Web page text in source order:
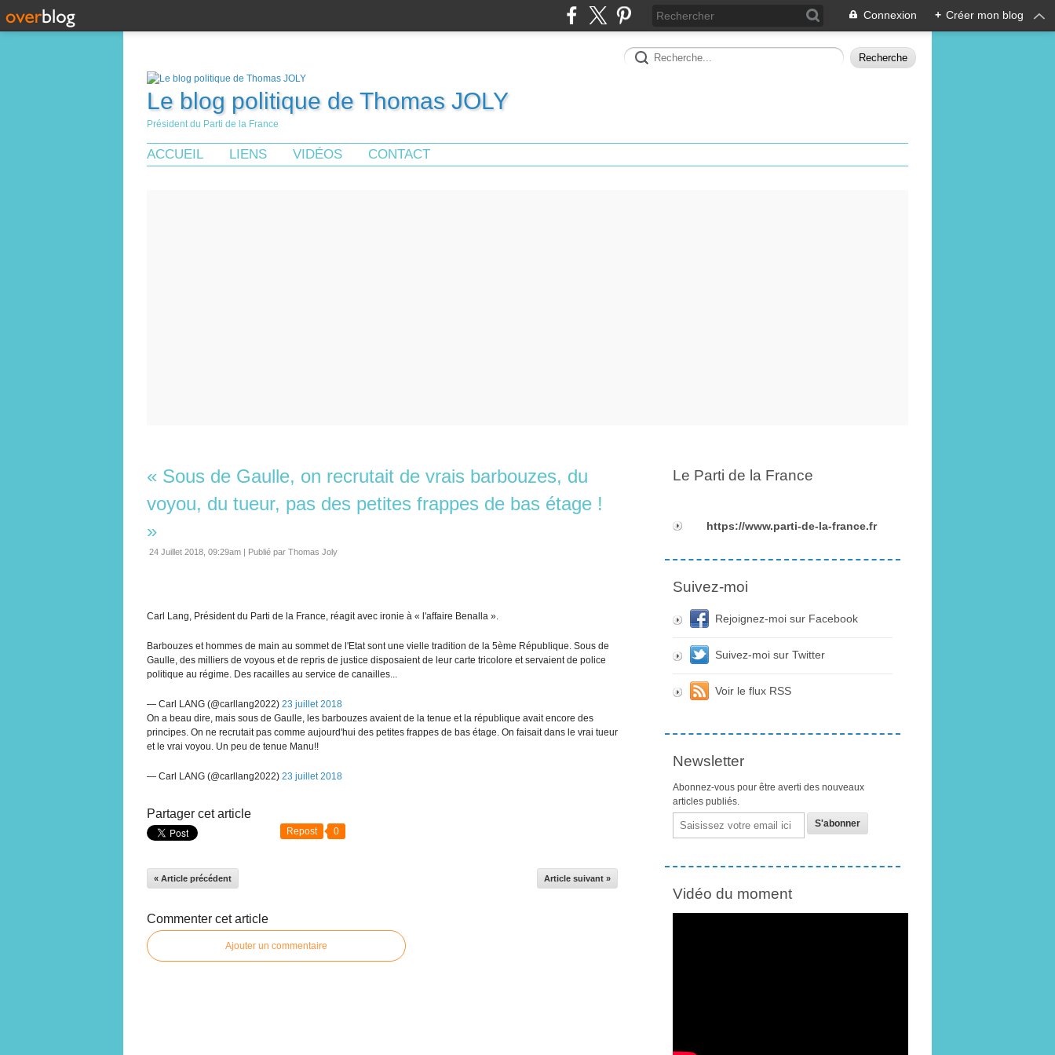
Connexion + Créer mon blog
Le blog politique de Thomas JOLY
Président du Parti de la France
ACCUEIL LIENS VIDÉOS CONTACT
« Sous de Gaulle, on recrutait de vrais barbouzes, du
voyou, du tueur, pas des petites frappes de bas étage !
»
24 Juillet 2018, 09:29am | Publié par Thomas Joly
Carl Lang, Président du Parti de la France, réagit avec ironie à « l'affaire Benalla ».
Barbouzes et hommes de main au sommet de l'Etat sont une vielle tradition de la 5ème République. Sous de
Gaulle, des milliers de voyous et de repris de justice disposaient de leur carte tricolore et servaient de police
politique au régime. Des racailles au service de canailles...
— Carl LANG (@carllang2022) 23 juillet 2018
On a beau dire, mais sous de Gaulle, les barbouzes avaient de la tenue et la république avait encore des
principes. On ne recrutait pas comme aujourd'hui des petites frappes de bas étage. On faisait dans le vrai tueur
et le vrai voyou. Un peu de tenue Manu!!
— Carl LANG (@carllang2022) 23 juillet 2018
Partager cet article
Repost 0
« Article précédent Article suivant »
Commenter cet article
Ajouter un commentaire
Le Parti de la France
https://www.parti-de-la-france.fr
Suivez-moi
Rejoignez-moi sur Facebook
Suivez-moi sur Twitter
Voir le flux RSS
Newsletter
Abonnez-vous pour être averti des nouveaux
articles publiés.
Email
Vidéo du moment